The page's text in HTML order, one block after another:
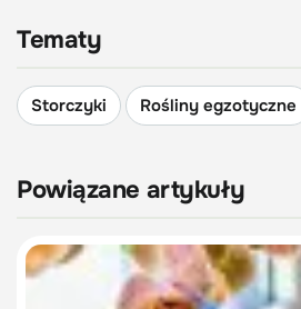
Tematy
Storczyki Rośliny egzotyczne
Powiązane artykuły